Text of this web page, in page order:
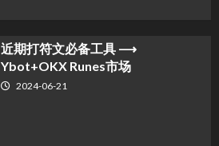
近期打符文必备工具 ⟶
Ybot+OKX Runes市场
2024-06-21